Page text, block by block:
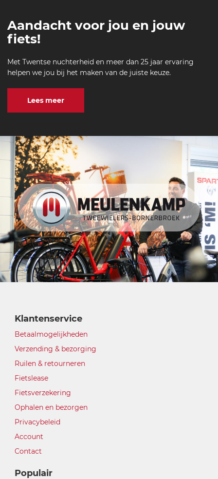
Aandacht voor jou en jouw
fiets!
Met Twentse nuchterheid en meer dan 25 jaar ervaring
helpen we jou bij het maken van de juiste keuze.
Lees meer
Klantenservice
Betaalmogelijkheden
Verzending & bezorging
Ruilen & retourneren
Fietslease
Fietsverzekering
Ophalen en bezorgen
Privacybeleid
Account
Contact
Populair